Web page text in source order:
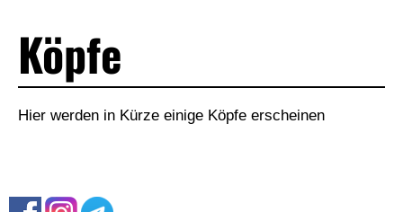
Köpfe
Hier werden in Kürze einige Köpfe erscheinen